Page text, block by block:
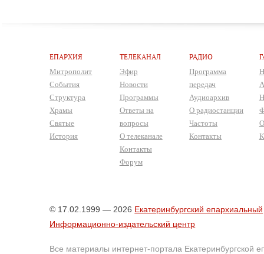
ЕПАРХИЯ
Митрополит
События
Структура
Храмы
Святые
История
ТЕЛЕКАНАЛ
Эфир
Новости
Программы
Ответы на
вопросы
О телеканале
Контакты
Форум
РАДИО
Программа
передач
Аудиоархив
О радиостанции
Частоты
Контакты
© 17.02.1999 — 2026 Екатеринбургский епархиальный
Информационно-издательский центр
Все материалы интернет-портала Екатеринбургской